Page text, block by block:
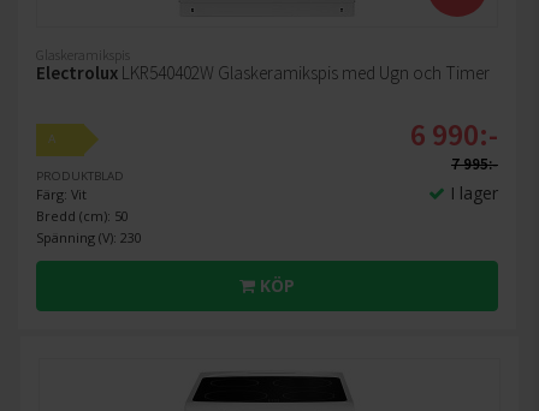
Glaskeramikspis
Electrolux LKR540402W Glaskeramikspis med Ugn och Timer
A
PRODUKTBLAD
Färg: Vit
Bredd (cm): 50
Spänning (V): 230
6 990:-
7 995:-
I lager
KÖP